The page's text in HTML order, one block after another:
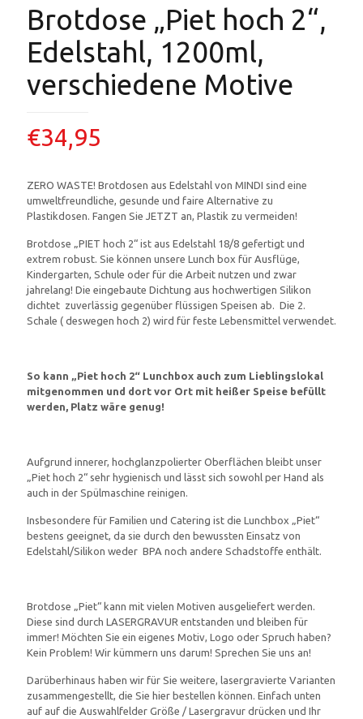
Brotdose „Piet hoch 2“,
Edelstahl, 1200ml,
verschiedene Motive
€34,95
ZERO WASTE! Brotdosen aus Edelstahl von MINDI sind eine
umweltfreundliche, gesunde und faire Alternative zu
Plastikdosen. Fangen Sie JETZT an, Plastik zu vermeiden!
Brotdose „PIET hoch 2“ ist aus Edelstahl 18/8 gefertigt und
extrem robust. Sie können unsere Lunch box für Ausflüge,
Kindergarten, Schule oder für die Arbeit nutzen und zwar
jahrelang! Die eingebaute Dichtung aus hochwertigen Silikon
dichtet zuverlässig gegenüber flüssigen Speisen ab. Die 2.
Schale ( deswegen hoch 2) wird für feste Lebensmittel verwendet.
So kann „Piet hoch 2“ Lunchbox auch zum Lieblingslokal
mitgenommen und dort vor Ort mit heißer Speise befüllt
werden, Platz wäre genug!
Aufgrund innerer, hochglanzpolierter Oberflächen bleibt unser
„Piet hoch 2“ sehr hygienisch und lässt sich sowohl per Hand als
auch in der Spülmaschine reinigen.
Insbesondere für Familien und Catering ist die Lunchbox „Piet“
bestens geeignet, da sie durch den bewussten Einsatz von
Edelstahl/Silikon weder BPA noch andere Schadstoffe enthält.
Brotdose „Piet“ kann mit vielen Motiven ausgeliefert werden.
Diese sind durch LASERGRAVUR entstanden und bleiben für
immer! Möchten Sie ein eigenes Motiv, Logo oder Spruch haben?
Kein Problem! Wir kümmern uns darum! Sprechen Sie uns an!
Darüberhinaus haben wir für Sie weitere, lasergravierte Varianten
zusammengestellt, die Sie hier bestellen können. Einfach unten
auf auf die Auswahlfelder Größe / Lasergravur drücken und Ihr